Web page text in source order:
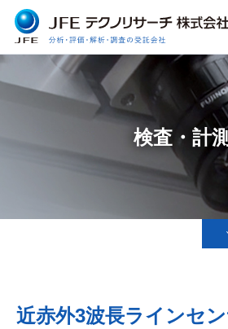
検査・計測
近赤外3波長ラインセ